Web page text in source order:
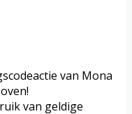
van Mona
van geldige